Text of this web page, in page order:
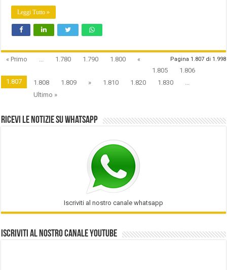
Leggi Tutto »
Pagina 1.807 di 1.998
« Primo 1.780 1.790 1.800
«
1.805
1.806
1.807
1.808 1.809 » 1.810 1.820 1.830
Ultimo »
Ricevi le notizie su Whatsapp
Iscriviti al nostro canale whatsapp
Iscriviti al nostro Canale Youtube